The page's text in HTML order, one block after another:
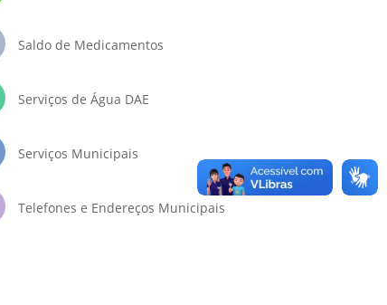
Saldo de Medicamentos
Serviços de Água DAE
Serviços Municipais
Telefones e Endereços Municipais